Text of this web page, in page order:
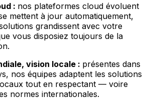
: nos plateformes cloud évoluent
mettent à jour automatiquement,
grandissent avec votre
vous disposiez toujours de la
vision locale : présentes dans
nos équipes adaptent les solutions
tout en respectant — voire
normes internationales.